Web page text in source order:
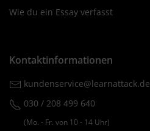
Wie du ein Essay verfasst
Kontaktinformationen
kundenservice@learnattack.de
030 / 208 499 640
(Mo. ‐ Fr. von 10 ‐ 14 Uhr)